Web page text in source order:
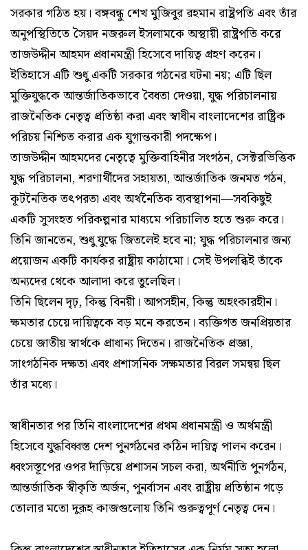
সরকার গঠিত হয়। বঙ্গবন্ধু শেখ মুজিবুর রহমান রাষ্ট্রপতি এবং তাঁর
অনুপস্থিতিতে সৈয়দ নজরুল ইসলামকে অস্থায়ী রাষ্ট্রপতি করে
তাজউদ্দীন আহমদ প্রধানমন্ত্রী হিসেবে দায়িত্ব গ্রহণ করেন।
ইতিহাসে এটি শুধু একটি সরকার গঠনের ঘটনা নয়; এটি ছিল
মুক্তিযুদ্ধকে আন্তর্জাতিকভাবে বৈধতা দেওয়া, যুদ্ধ পরিচালনায়
রাজনৈতিক নেতৃত্ব প্রতিষ্ঠা করা এবং স্বাধীন বাংলাদেশের রাষ্ট্রিক
পরিচয় নিশ্চিত করার এক যুগান্তকারী পদক্ষেপ।
তাজউদ্দীন আহমদের নেতৃত্বে মুক্তিবাহিনীর সংগঠন, সেক্টরভিত্তিক
যুদ্ধ পরিচালনা, শরণার্থীদের সহায়তা, আন্তর্জাতিক জনমত গঠন,
কূটনৈতিক তৎপরতা এবং অর্থনৈতিক ব্যবস্থাপনা—সবকিছুই
একটি সুসংহত পরিকল্পনার মাধ্যমে পরিচালিত হতে শুরু করে।
তিনি জানতেন, শুধু যুদ্ধে জিতলেই হবে না; যুদ্ধ পরিচালনার জন্য
প্রয়োজন একটি কার্যকর রাষ্ট্রীয় কাঠামো। সেই উপলব্ধিই তাঁকে
অন্যদের থেকে আলাদা করে তুলেছিল।
তিনি ছিলেন দৃঢ়, কিন্তু বিনয়ী। আপসহীন, কিন্তু অহংকারহীন।
ক্ষমতার চেয়ে দায়িত্বকে বড় মনে করতেন। ব্যক্তিগত জনপ্রিয়তার
চেয়ে জাতীয় স্বার্থকে প্রাধান্য দিতেন। রাজনৈতিক প্রজ্ঞা,
সাংগঠনিক দক্ষতা এবং প্রশাসনিক সক্ষমতার বিরল সমন্বয় ছিল
তাঁর মধ্যে।
স্বাধীনতার পর তিনি বাংলাদেশের প্রথম প্রধানমন্ত্রী ও অর্থমন্ত্রী
হিসেবে যুদ্ধবিধ্বস্ত দেশ পুনর্গঠনের কঠিন দায়িত্ব পালন করেন।
ধ্বংসস্তূপের ওপর দাঁড়িয়ে প্রশাসন সচল করা, অর্থনীতি পুনর্গঠন,
আন্তর্জাতিক স্বীকৃতি অর্জন, পুনর্বাসন এবং রাষ্ট্রীয় প্রতিষ্ঠান গড়ে
তোলার মতো দুরূহ কাজগুলোয় তিনি গুরুত্বপূর্ণ নেতৃত্ব দেন।